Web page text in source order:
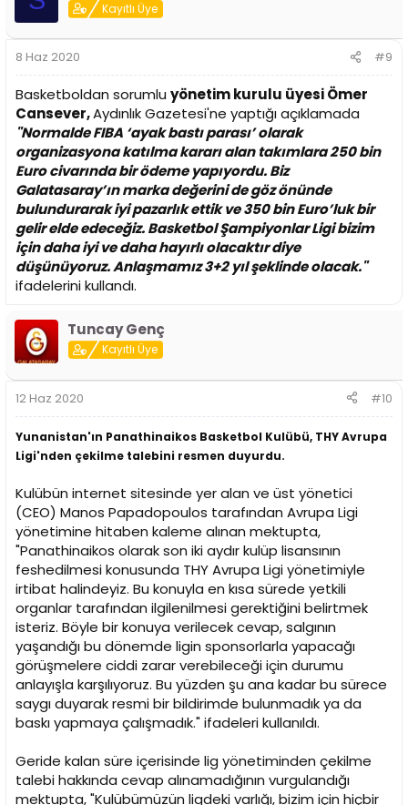
Kayıtlı Üye
8 Haz 2020 #9
Basketboldan sorumlu yönetim kurulu üyesi Ömer
Cansever,Aydınlık Gazetesi'ne yaptığı açıklamada
"Normalde FIBA ‘ayak bastı parası’ olarak
organizasyona katılma kararı alan takımlara 250 bin
Euro civarında bir ödeme yapıyordu. Biz
Galatasaray’ın marka değerini de göz önünde
bulundurarak iyi pazarlık ettik ve 350 bin Euro’luk bir
gelir elde edeceğiz. Basketbol Şampiyonlar Ligi bizim
için daha iyi ve daha hayırlı olacaktır diye
düşünüyoruz. Anlaşmamız 3+2 yıl şeklinde olacak."
ifadelerini kullandı.
Tuncay Genç
Kayıtlı Üye
12 Haz 2020 #10
Yunanistan'ın Panathinaikos Basketbol Kulübü, THY Avrupa
Ligi'nden çekilme talebini resmen duyurdu.
Kulübün internet sitesinde yer alan ve üst yönetici
(CEO) Manos Papadopoulos tarafından Avrupa Ligi
yönetimine hitaben kaleme alınan mektupta,
"Panathinaikos olarak son iki aydır kulüp lisansının
feshedilmesi konusunda THY Avrupa Ligi yönetimiyle
irtibat halindeyiz. Bu konuyla en kısa sürede yetkili
organlar tarafından ilgilenilmesi gerektiğini belirtmek
isteriz. Böyle bir konuya verilecek cevap, salgının
yaşandığı bu dönemde ligin sponsorlarla yapacağı
görüşmelere ciddi zarar verebileceği için durumu
anlayışla karşılıyoruz. Bu yüzden şu ana kadar bu sürece
saygı duyarak resmi bir bildirimde bulunmadık ya da
baskı yapmaya çalışmadık." ifadeleri kullanıldı.
Geride kalan süre içerisinde lig yönetiminden çekilme
talebi hakkında cevap alınamadığının vurgulandığı
mektupta, "Kulübümüzün ligdeki varlığı, bizim için hiçbir